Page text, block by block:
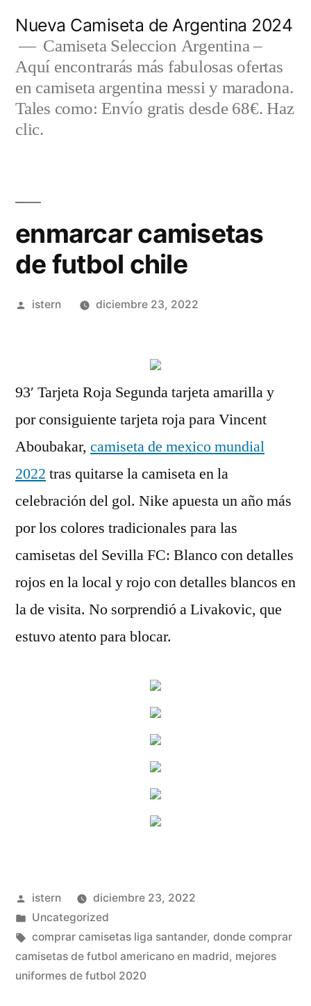
contenido
Nueva Camiseta de Argentina 2024
Camiseta Seleccion Argentina –
Aquí encontrarás más fabulosas ofertas
en camiseta argentina messi y maradona.
Tales como: Envío gratis desde 68€. Haz
clic.
enmarcar camisetas
de futbol chile
Publicado
istern diciembre 23, 2022
93′ Tarjeta Roja Segunda tarjeta amarilla y
por consiguiente tarjeta roja para Vincent
Aboubakar, camiseta de mexico mundial
2022 tras quitarse la camiseta en la
celebración del gol. Nike apuesta un año más
por los colores tradicionales para las
camisetas del Sevilla FC: Blanco con detalles
rojos en la local y rojo con detalles blancos en
la de visita. No sorprendió a Livakovic, que
estuvo atento para blocar.
Publicado
por
istern
diciembre 23, 2022
Publicado
en
Uncategorized
Etiquetas:
comprar camisetas liga santander, donde comprar
camisetas de futbol americano en madrid, mejores
uniformes de futbol 2020